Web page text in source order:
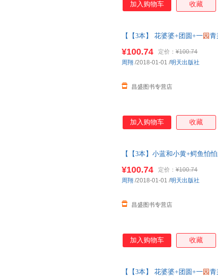
加入购物车 收藏
【【3本】 花婆婆+团圆+一园 青
¥100.74 定价： ¥100.74
昌盛图书专营店
周翔 /2018-01-01 /明天出版社
加入购物车 收藏
【【3本】小蓝和小黄+鳄鱼怕
¥100.74 定价： ¥100.74
昌盛图书专营店
周翔 /2018-01-01 /明天出版社
加入购物车 收藏
【【3本】 花婆婆+团圆+一园 青